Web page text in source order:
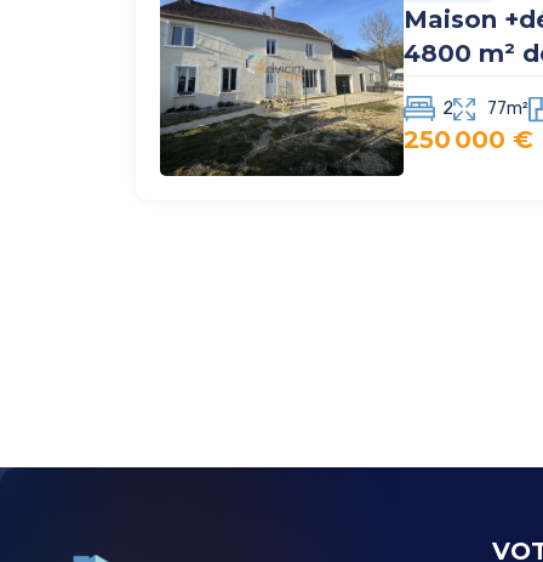
Maison
4800 m²
2 77m²
250 000 €